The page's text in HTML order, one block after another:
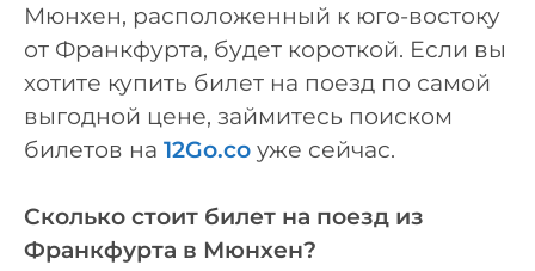
Мюнхен, расположенный к юго-востоку
от Франкфурта, будет короткой. Если вы
хотите купить билет на поезд по самой
выгодной цене, займитесь поиском
билетов на 12Go.co уже сейчас.
Сколько стоит билет на поезд из
Франкфурта в Мюнхен?